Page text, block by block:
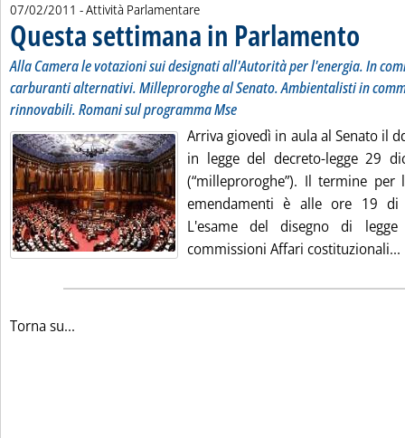
07/02/2011 - Attività Parlamentare
Questa settimana in Parlamento
Alla Camera le votazioni sui designati all'Autorità per l'energia. In
carburanti alternativi. Milleproroghe al Senato. Ambientalisti in
rinnovabili. Romani sul programma Mse
Arriva giovedì in aula al Senato il
in legge del decreto-legge 29
(“milleproroghe”). Il termine per
emendamenti è alle ore 19 di
L'esame del disegno di
commissioni Affari costituzionali...
Torna su...